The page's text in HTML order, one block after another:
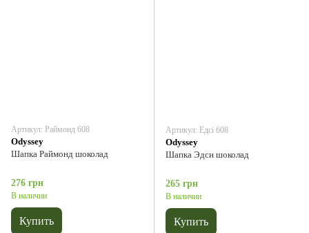
Артикул: Раймонд 608
Odyssey
Шапка Раймонд шоколад
276 грн
В наличии
Купить
Артикул: Едсі 608
Odyssey
Шапка Эдси шоколад
265 грн
В наличии
Купить